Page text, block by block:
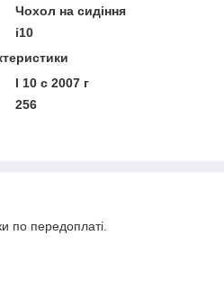
Чохол на сидіння
i10
I 10 c 2007 г
256
по передоплаті.